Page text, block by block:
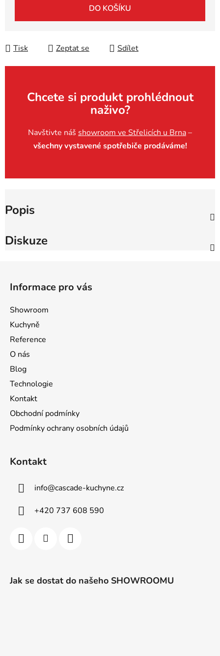
DO KOŠÍKU
Tisk Zeptat se Sdílet
Chcete si produkt prohlédnout
naživo?
Navštivte náš showroom ve Střelicích u Brna–
všechny vystavené spotřebiče prodáváme!
Popis
Diskuze
Informace pro vás
Showroom
Kuchyně
Reference
O nás
Blog
Technologie
Kontakt
Obchodní podmínky
Podmínky ochrany osobních údajů
Kontakt
info@cascade-kuchyne.cz
+420 737 608 590
Jak se dostat do našeho SHOWROOMU